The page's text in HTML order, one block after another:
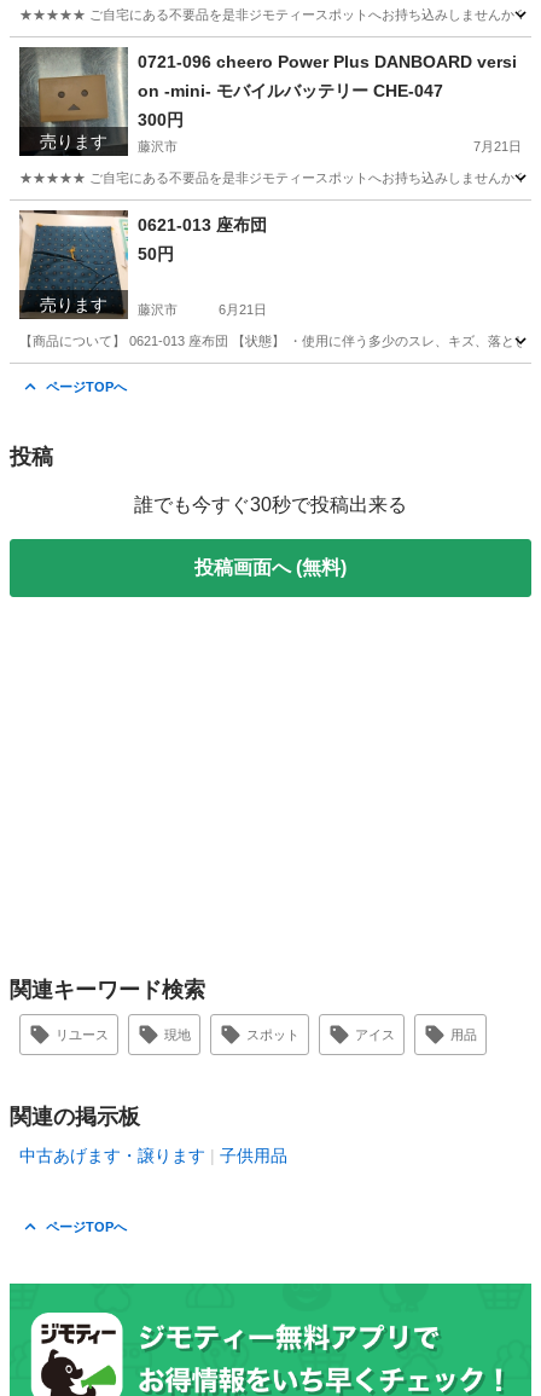
★★★★★ ご自宅にある不要品を是非ジモティースポットへお持ち込みしませんか？
神奈川 藤沢市
売ります
0721-096 cheero Power Plus DANBOARD versi
on -mini- モバイルバッテリー CHE-047
300円
藤沢市 7月21日
★★★★★ ご自宅にある不要品を是非ジモティースポットへお持ち込みしませんか？
神奈川 藤沢市 電話、ＦＡＸ
売ります
0621-013 座布団
50円
藤沢市 6月21日
【商品について】 0621-013 座布団 【状態】 ・使用に伴う多少のスレ、キズ、落と
ページTOPへ
投稿
誰でも今すぐ30秒で投稿出来る
投稿画面へ (無料)
関連キーワード検索
リユース 現地 スポット アイス 用品
関連の掲示板
中古あげます・譲ります 子供用品
ページTOPへ